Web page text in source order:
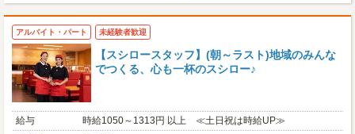
アルバイト・パート 未経験者歓迎
【スシロースタッフ】(朝～ラスト)地域のみんな
でつくる、心も一杯のスシロー♪
給与
時給1050～1313円 以上 ≪土日祝は時給UP≫